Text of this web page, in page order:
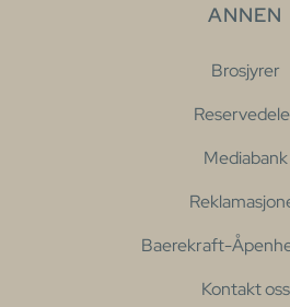
ANNEN
Brosjyrer
Mediabank
Baerekraft-
Kontakt oss